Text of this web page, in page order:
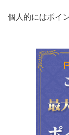
個人的にはポイ